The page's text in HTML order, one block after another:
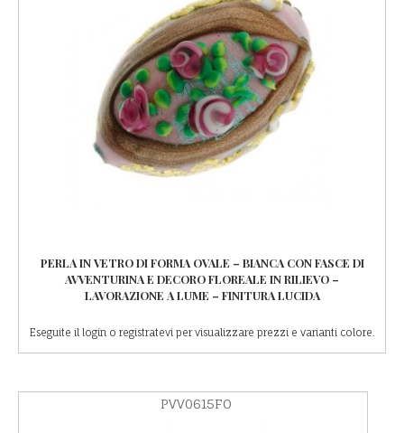
PERLA IN VETRO DI FORMA OVALE – BIANCA CON FASCE DI
AVVENTURINA E DECORO FLOREALE IN RILIEVO –
LAVORAZIONE A LUME – FINITURA LUCIDA
Eseguite il login o registratevi per visualizzare prezzi e varianti colore.
PVV0615FO